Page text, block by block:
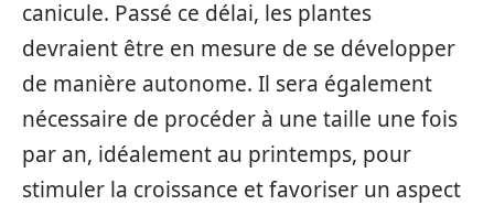
canicule. Passé ce délai, les plantes
devraient être en mesure de se développer
de manière autonome. Il sera également
nécessaire de procéder à une taille une fois
par an, idéalement au printemps, pour
stimuler la croissance et favoriser un aspect